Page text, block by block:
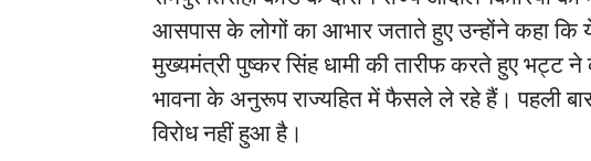
आसपास के लोगों का आभार जताते हुए उन्होंने कहा कि
मुख्यमंत्री पुष्कर सिंह धामी की तारीफ करते हुए भट्ट ने
भावना के अनुरूप राज्यहित में फैसले ले रहे हैं। पहली
विरोध नहीं हुआ है।